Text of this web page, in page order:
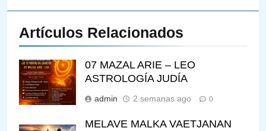
Artículos Relacionados
07 MAZAL ARIE – LEO
ASTROLOGÍA JUDÍA
admin 2 semanas ago 0
MELAVE MALKA VAETJANAN